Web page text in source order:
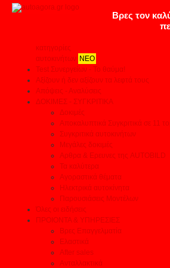
κατηγορίες
αυτοκινήτων ΝΕΟ
Test Συνεργείων - Το θαύμα!
Αξίζουν ή δεν αξίζουν τα λεφτά τους
Απόψεις - Αναλύσεις
ΔΟΚΙΜΕΣ - ΣΥΓΚΡΙΤΙΚΑ
Δοκιμές
Αποκαλυπτικά Συγκριτικά σε 11
Συγκριτικά αυτοκινήτων
Μεγάλες δοκιμές
Αρθρα & Ερευνες της AUTOBILD
Τα καλύτερα
Αγοραστικά θέματα
Ηλεκτρικά αυτοκίνητα
Παρουσιάσεις Μοντέλων
Όλες οι ειδήσεις
ΠΡΟΙΟΝΤΑ & ΥΠΗΡΕΣΙΕΣ
Βρες Επαγγελματία
Ελαστικά
After sales
Ανταλλακτικά